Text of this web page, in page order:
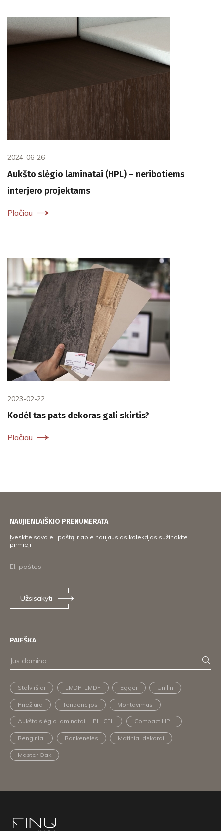
2024-06-26
Aukšto slėgio laminatai (HPL) – neribotiems
interjero projektams
Plačiau
2023-02-22
Kodėl tas pats dekoras gali skirtis?
Plačiau
NAUJIENLAIŠKIO PRENUMERATA
Įveskite savo el. paštą ir apie naujausias kolekcijas sužinokite
pirmieji!
Užsisakyti
PAIEŠKA
Stalviršiai LMDP, LMDF Egger Unilin
Priežiūra Tendencijos Montavimas
Aukšto slėgio laminatai, HPL, CPL Compact HPL
Renginiai Rankenėlės Matiniai dekorai
Master Oak